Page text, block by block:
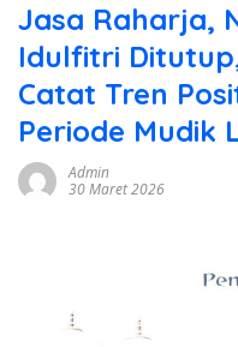
Jasa Raharja,
Idulfitri
Catat Tren
Periode Mudik
Admin
30 Maret 2026